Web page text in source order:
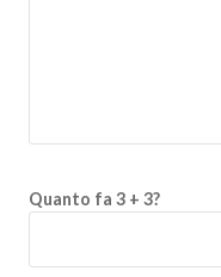
Quanto fa 3 + 3?